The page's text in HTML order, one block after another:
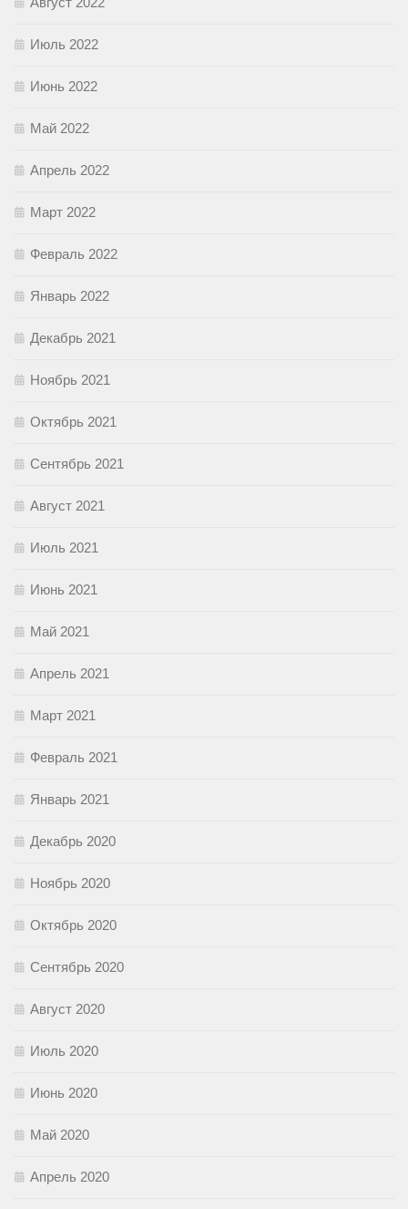
Июль 2022
Июнь 2022
Май 2022
Апрель 2022
Март 2022
Февраль 2022
Январь 2022
Декабрь 2021
Ноябрь 2021
Октябрь 2021
Сентябрь 2021
Август 2021
Июль 2021
Июнь 2021
Май 2021
Апрель 2021
Март 2021
Февраль 2021
Январь 2021
Декабрь 2020
Ноябрь 2020
Октябрь 2020
Сентябрь 2020
Август 2020
Июль 2020
Июнь 2020
Май 2020
Апрель 2020